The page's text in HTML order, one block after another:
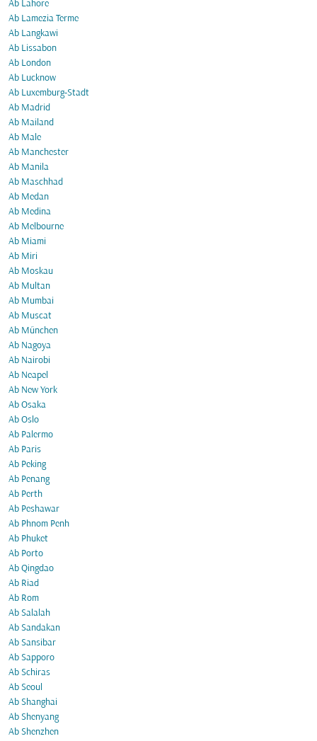
Ab Lahore
Ab Lamezia Terme
Ab Langkawi
Ab Lissabon
Ab London
Ab Lucknow
Ab Luxemburg-Stadt
Ab Madrid
Ab Mailand
Ab Male
Ab Manchester
Ab Manila
Ab Maschhad
Ab Medan
Ab Medina
Ab Melbourne
Ab Miami
Ab Miri
Ab Moskau
Ab Multan
Ab Mumbai
Ab Muscat
Ab München
Ab Nagoya
Ab Nairobi
Ab Neapel
Ab New York
Ab Osaka
Ab Oslo
Ab Palermo
Ab Paris
Ab Peking
Ab Penang
Ab Perth
Ab Peshawar
Ab Phnom Penh
Ab Phuket
Ab Porto
Ab Qingdao
Ab Riad
Ab Rom
Ab Salalah
Ab Sandakan
Ab Sansibar
Ab Sapporo
Ab Schiras
Ab Seoul
Ab Shanghai
Ab Shenyang
Ab Shenzhen